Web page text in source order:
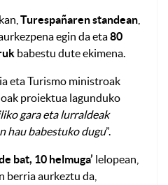
Turespañaren standean
egin da eta80
babestu dute ekimena.
eta Turismo ministroak
proiektua lagunduko
gara eta lurraldeak
hau babestuko dugu”.
bat, 10 helmuga’ lelopean,
berria aurkeztu da,